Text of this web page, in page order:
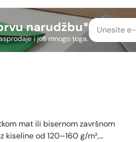
narudžbu*
i još mnogo toga.
mat ili bisernom završnom
od 120–160 g/m²,